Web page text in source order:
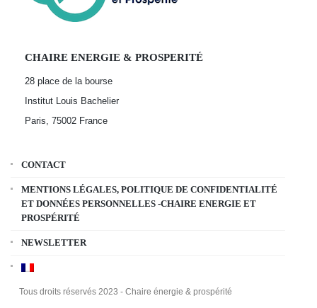
CHAIRE ENERGIE & PROSPERITÉ
28 place de la bourse
Institut Louis Bachelier
Paris, 75002 France
CONTACT
MENTIONS LÉGALES, POLITIQUE DE CONFIDENTIALITÉ
ET DONNÉES PERSONNELLES -CHAIRE ENERGIE ET
PROSPÉRITÉ
NEWSLETTER
Tous droits réservés 2023 - Chaire énergie & prospérité